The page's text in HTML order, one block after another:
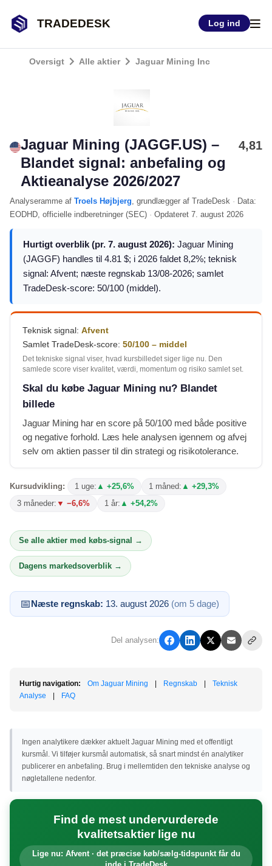
TRADEDESK Log ind
Oversigt Alle aktier Jaguar Mining Inc
Jaguar Mining (JAGGF.US) –
Blandet signal: anbefaling og
Aktieanalyse 2026/2027
4,81
Analyseramme af Troels Højbjerg, grundlægger af TradeDesk · Data:
EODHD, officielle indberetninger (SEC) · Opdateret 7. august 2026
Hurtigt overblik (pr. 7. august 2026): Jaguar Mining
(JAGGF) handles til 4.81 $; i 2026 faldet 8,2%; teknisk
signal: Afvent; næste regnskab 13/08-2026; samlet
TradeDesk-score: 50/100 (middel).
Teknisk signal: Afvent
Samlet TradeDesk-score: 50/100 – middel
Det tekniske signal viser, hvad kursbilledet siger lige nu. Den
samlede score viser kvalitet, værdi, momentum og risiko samlet set.
Skal du købe Jaguar Mining nu? Blandet
billede
Jaguar Mining har en score på 50/100 med både positive
og negative forhold. Læs hele analysen igennem og afvej
selv om aktien passer til din strategi og risikotolerance.
Kursudvikling: 1 uge: ▲ +25,6% 1 måned: ▲ +29,3%
3 måneder: ▼ −6,6% 1 år: ▲ +54,2%
Se alle aktier med købs-signal →
Dagens markedsoverblik →
📅Næste regnskab: 13. august 2026 (om 5 dage)
Del analysen:
Hurtig navigation: Om Jaguar Mining Regnskab
Teknisk
Analyse
FAQ
Ingen analytikere dækker aktuelt Jaguar Mining med et offentligt
kursmål. Vi tilføjer kursmål automatisk, så snart mindst én analytiker
publicerer en anbefaling. Brug i mellemtiden den tekniske analyse og
nøgletallene nedenfor.
Find de mest undervurderede
kvalitetsaktier lige nu
Lige nu: Afvent · det præcise køb/sælg-tidspunkt får du